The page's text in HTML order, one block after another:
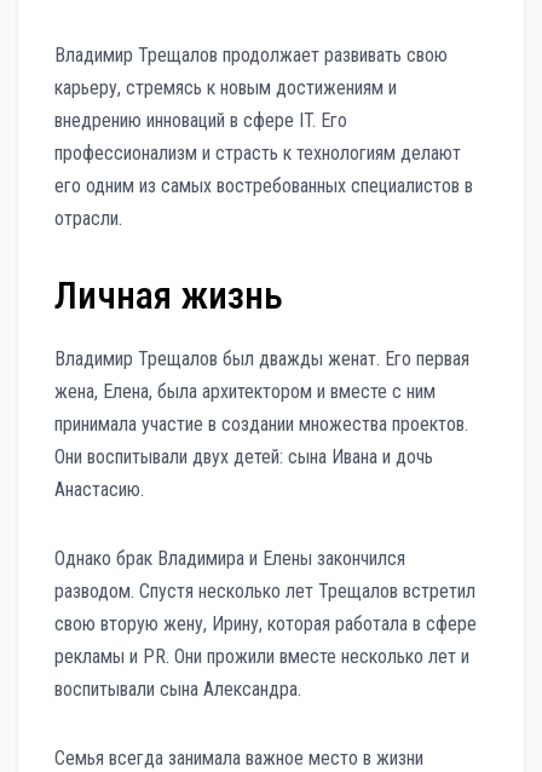
Владимир Трещалов продолжает развивать свою
карьеру, стремясь к новым достижениям и
внедрению инноваций в сфере IT. Его
профессионализм и страсть к технологиям делают
его одним из самых востребованных специалистов в
отрасли.
Личная жизнь
Владимир Трещалов был дважды женат. Его первая
жена, Елена, была архитектором и вместе с ним
принимала участие в создании множества проектов.
Они воспитывали двух детей: сына Ивана и дочь
Анастасию.
Однако брак Владимира и Елены закончился
разводом. Спустя несколько лет Трещалов встретил
свою вторую жену, Ирину, которая работала в сфере
рекламы и PR. Они прожили вместе несколько лет и
воспитывали сына Александра.
Семья всегда занимала важное место в жизни